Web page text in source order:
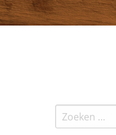
Zoeken
naar: